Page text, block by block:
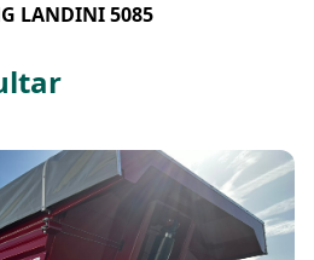
LANDINI 5085